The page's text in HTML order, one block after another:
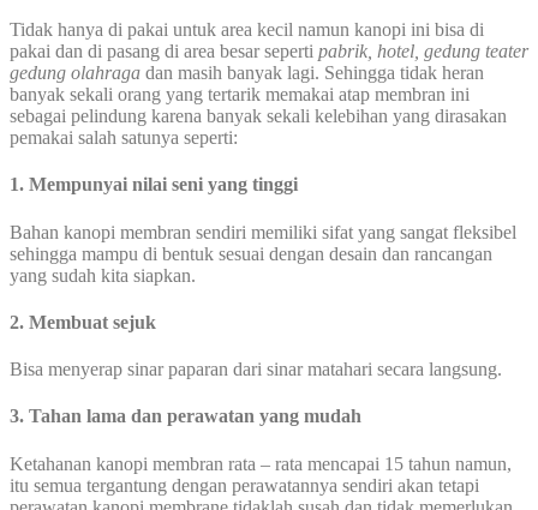
Tidak hanya di pakai untuk area kecil namun kanopi ini bisa di
pakai dan di pasang di area besar seperti pabrik, hotel, gedung teater
gedung olahraga dan masih banyak lagi. Sehingga tidak heran
banyak sekali orang yang tertarik memakai atap membran ini
sebagai pelindung karena banyak sekali kelebihan yang dirasakan
pemakai salah satunya seperti:
1. Mempunyai nilai seni yang tinggi
Bahan kanopi membran sendiri memiliki sifat yang sangat fleksibel
sehingga mampu di bentuk sesuai dengan desain dan rancangan
yang sudah kita siapkan.
2. Membuat sejuk
Bisa menyerap sinar paparan dari sinar matahari secara langsung.
3. Tahan lama dan perawatan yang mudah
Ketahanan kanopi membran rata – rata mencapai 15 tahun namun,
itu semua tergantung dengan perawatannya sendiri akan tetapi